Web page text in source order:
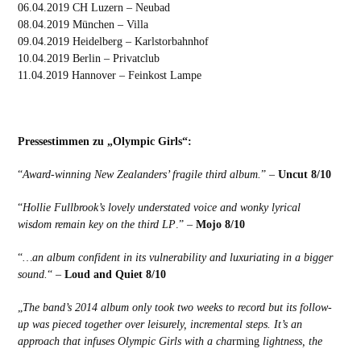
06.04.2019 CH Luzern – Neubad
08.04.2019 München – Villa
09.04.2019 Heidelberg – Karlstorbahnhof
10.04.2019 Berlin – Privatclub
11.04.2019 Hannover – Feinkost Lampe
Pressestimmen zu „Olympic Girls“:
“Award-winning New Zealanders’ fragile third album. ” – Uncut 8/10
“Hollie Fullbrook’s lovely understated voice and wonky lyrical
wisdom remain key on the third LP.” – Mojo 8/10
“…an album confident in its vulnerability and luxuriating in a bigger
sound. “ – Loud and Quiet 8/10
The band’s 2014 album only took two weeks to record but its follow-
up was pieced together over leisurely, incremental steps. It’s an
approach that infuses Olympic Girls with a charminglightness, the